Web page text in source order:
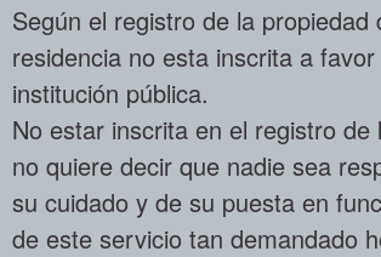
Según el registro de la propiedad
residencia no esta inscrita a
institución pública.
No estar inscrita en el registro de
no quiere decir que nadie sea
su cuidado y de su puesta en
de este servicio tan demandado